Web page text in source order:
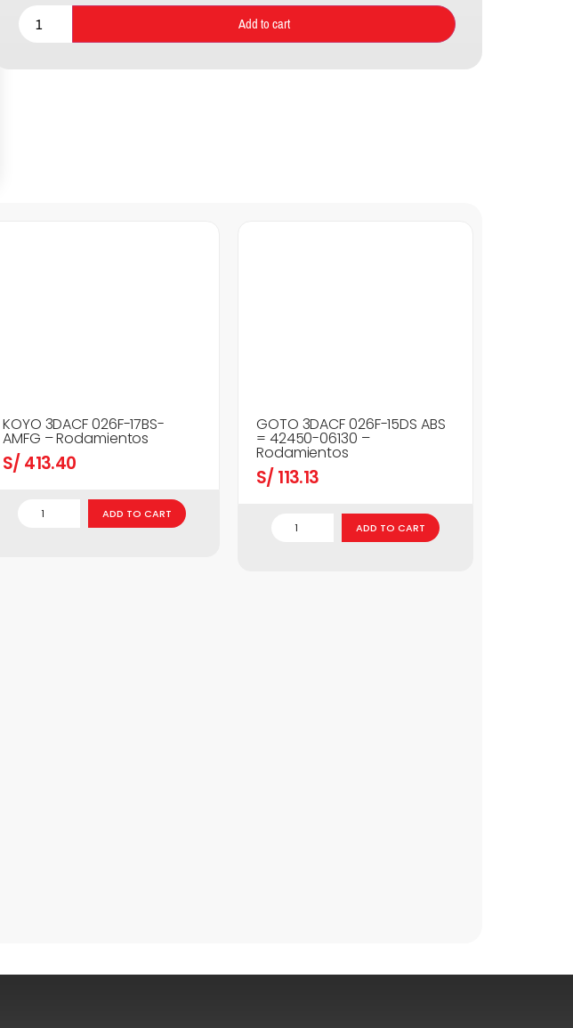
Add to cart
KOYO 3DACF 026F-17BS-
AMFG – Rodamientos
S/ 413.40
ADD TO CART
GOTO 3DACF 026F-15DS ABS
= 42450-06130 –
Rodamientos
S/ 113.13
ADD TO CART